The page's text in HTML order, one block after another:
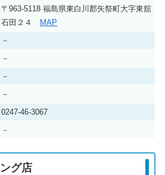
〒963-5118 福島県東白川郡矢祭町大字東舘
石田２４ MAP
－
－
－
－
0247-46-3067
－
グ店